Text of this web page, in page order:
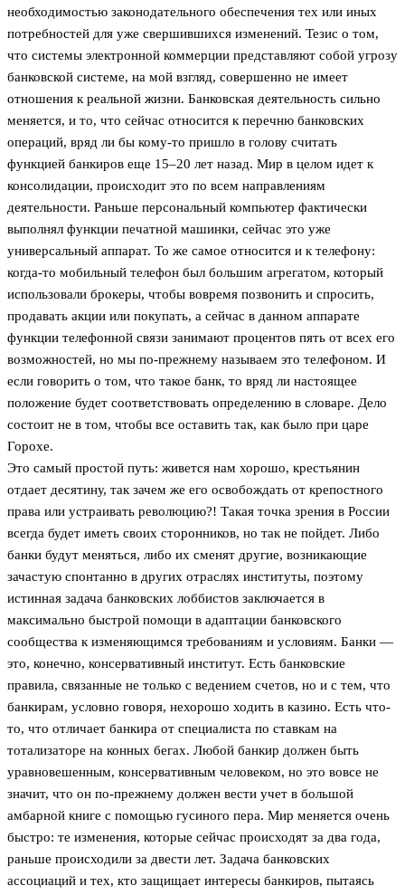
необходимостью законодательного обеспечения тех или иных
потребностей для уже свершившихся изменений. Тезис о том,
что системы электронной коммерции представляют собой угрозу
банковской системе, на мой взгляд, совершенно не имеет
отношения к реальной жизни. Банковская деятельность сильно
меняется, и то, что сейчас относится к перечню банковских
операций, вряд ли бы кому-то пришло в голову считать
функцией банкиров еще 15–20 лет назад. Мир в целом идет к
консолидации, происходит это по всем направлениям
деятельности. Раньше персональный компьютер фактически
выполнял функции печатной машинки, сейчас это уже
универсальный аппарат. То же самое относится и к телефону:
когда-то мобильный телефон был большим агрегатом, который
использовали брокеры, чтобы вовремя позвонить и спросить,
продавать акции или покупать, а сейчас в данном аппарате
функции телефонной связи занимают процентов пять от всех его
возможностей, но мы по-прежнему называем это телефоном. И
если говорить о том, что такое банк, то вряд ли настоящее
положение будет соответствовать определению в словаре. Дело
состоит не в том, чтобы все оставить так, как было при царе
Горохе.
Это самый простой путь: живется нам хорошо, крестьянин
отдает десятину, так зачем же его освобождать от крепостного
права или устраивать революцию?! Такая точка зрения в России
всегда будет иметь своих сторонников, но так не пойдет. Либо
банки будут меняться, либо их сменят другие, возникающие
зачастую спонтанно в других отраслях институты, поэтому
истинная задача банковских лоббистов заключается в
максимально быстрой помощи в адаптации банковского
сообщества к изменяющимся требованиям и условиям. Банки —
это, конечно, консервативный институт. Есть банковские
правила, связанные не только с ведением счетов, но и с тем, что
банкирам, условно говоря, нехорошо ходить в казино. Есть что-
то, что отличает банкира от специалиста по ставкам на
тотализаторе на конных бегах. Любой банкир должен быть
уравновешенным, консервативным человеком, но это вовсе не
значит, что он по-прежнему должен вести учет в большой
амбарной книге с помощью гусиного пера. Мир меняется очень
быстро: те изменения, которые сейчас происходят за два года,
раньше происходили за двести лет. Задача банковских
ассоциаций и тех, кто защищает интересы банкиров, пытаясь